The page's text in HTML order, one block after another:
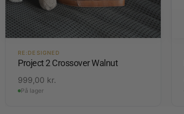
RE:DESIGNED
Project 2 Crossover Walnut
999,00 kr.
På lager